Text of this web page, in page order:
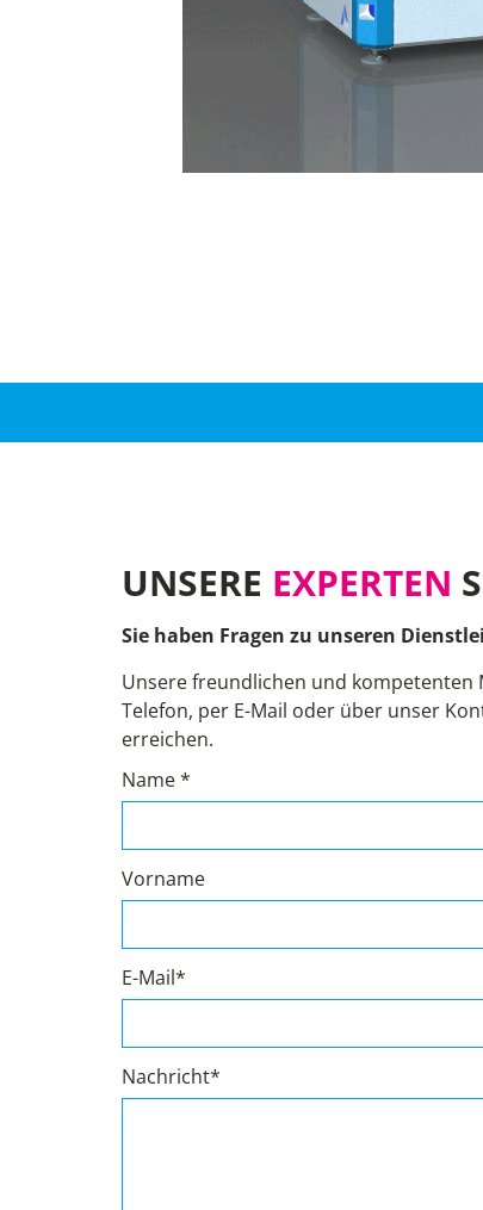
UNSERE EXPERTEN
Sie haben Fragen zu unseren
Unsere freundlichen und kompetenten
Telefon, per E-Mail oder über unser
erreichen.
Name *
Vorname
E-Mail*
Nachricht*